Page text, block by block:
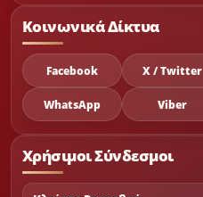
Κοινωνικά Δίκτυα
Facebook X / Twitter
WhatsApp Viber
Χρήσιμοι Σύνδεσμοι